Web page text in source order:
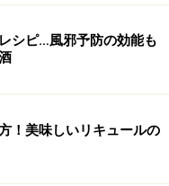
少ない時は砂糖を加
シピ…風邪予防の効能も
！美味しいリキュールの